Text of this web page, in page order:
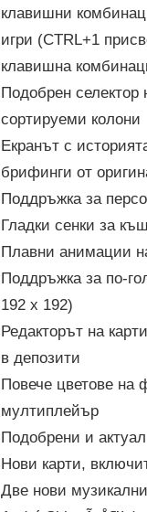
клавишни
игри (CTRL+1
клавишна
Подобрен
сортируеми колони
Екранът с
брифинги от
Поддръжка за
Гладки сенки за
Плавни анимации
Поддръжка за по-
192 x 192)
Редакторът на
в депозити
Повече цветове на
мултиплейър
Подобрени и
Нови карти,
Две нови